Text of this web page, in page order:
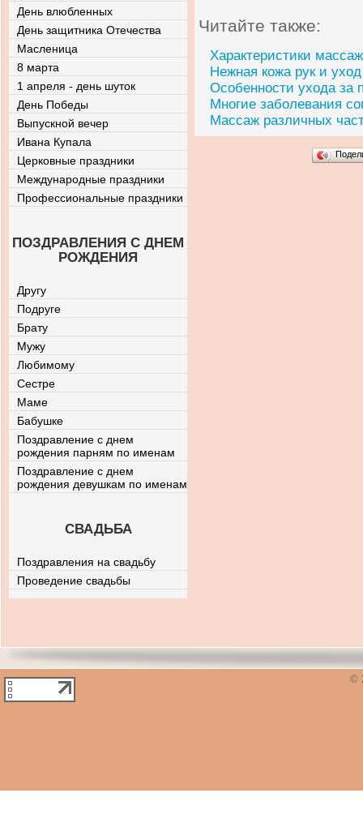
Читайте также:
Характеристики
Нежная кожа рук и
Особенности ухода за
Многие заболевания
Массаж различных
День влюбленных
День защитника Отечества
Масленица
8 марта
1 апреля - день шуток
День Победы
Выпускной вечер
Ивана Купала
Церковные праздники
Международные праздники
Профессиональные праздники
ПОЗДРАВЛЕНИЯ С ДНЕМ
РОЖДЕНИЯ
Другу
Подруге
Брату
Мужу
Любимому
Сестре
Маме
Бабушке
Поздравление с днем
рождения парням по именам
Поздравление с днем
рождения девушкам по именам
СВАДЬБА
Поздравления на свадьбу
Проведение свадьбы
©